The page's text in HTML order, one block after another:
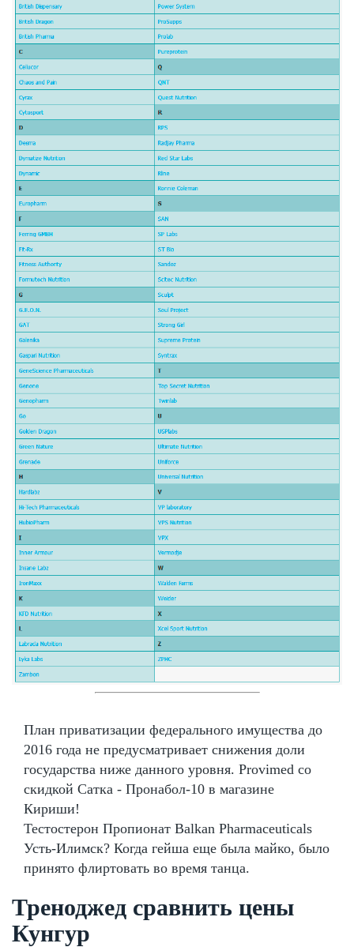
План приватизации федерального имущества до
2016 года не предусматривает снижения доли
государства ниже данного уровня. Provimed со
скидкой Сатка - Пронабол-10 в магазине
Кириши!
Тестостерон Пропионат Balkan Pharmaceuticals
Усть-Илимск? Когда гейша еще была майко, было
принято флиртовать во время танца.
Треноджед сравнить цены
Кунгур